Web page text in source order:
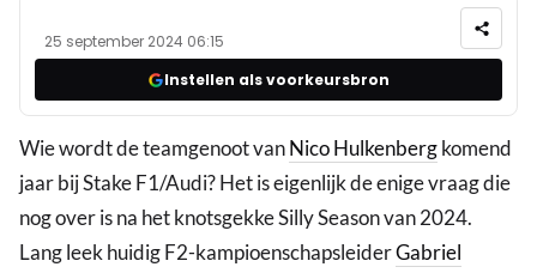
25 september 2024 06:15
Instellen als voorkeursbron
Wie wordt de teamgenoot vanNico Hulkenbergkomend
jaar bij Stake F1/Audi? Het is eigenlijk de enige vraag die
nog over is na het knotsgekke Silly Season van 2024.
Lang leek huidig F2-kampioenschapsleiderGabriel